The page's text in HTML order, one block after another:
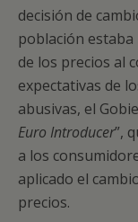
decisión de
población
de los precios al
expectativas de
abusivas, el
Euro Introducer”,
a los
aplicado el
precios.